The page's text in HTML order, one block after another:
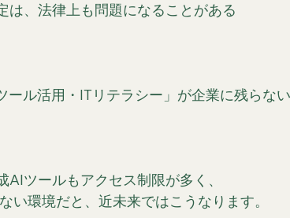
は、法律上も問題になることがある
ール活用・ITリテラシー」が企業に残らな
ツールもアクセス制限が多く、
い環境だと、近未来ではこうなります。